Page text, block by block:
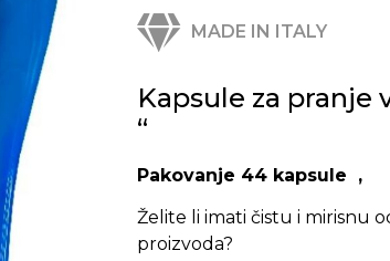
MADE IN ITALY
Kapsule za pranje
“
Pakovanje 44 kapsule ,
Želite li imati čistu i mirisnu
proizvoda?